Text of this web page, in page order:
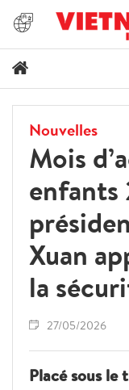
Nouvelles
Mois
enfants
Xuan
la
27/05/2026
Placé sous le